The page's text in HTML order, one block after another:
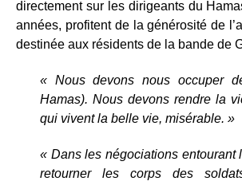
directement sur les dirigeants du
années, profitent de la générosité de
destinée aux résidents de la bande de
« Nous devons nous occuper
Hamas). Nous devons rendre la
qui vivent la belle vie, misérable. »
« Dans les négociations entourant
retourner les corps des